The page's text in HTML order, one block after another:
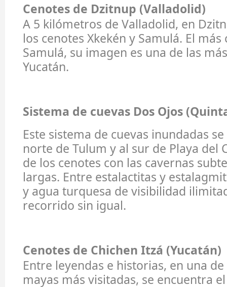
Cenotes de Dzitnup (Valladolid)
A 5 kilómetros de Valladolid, en
los cenotes Xkekén y Samulá. El
Samulá, su imagen es una de las
Yucatán.
Sistema de cuevas Dos Ojos
Este sistema de cuevas inundadas
norte de Tulum y al sur de Playa del
de los cenotes con las cavernas
largas. Entre estalactitas y
y agua turquesa de visibilidad
recorrido sin igual.
Cenotes de Chichen Itzá (Yucatán)
Entre leyendas e historias, en una
mayas más visitadas, se encuentra